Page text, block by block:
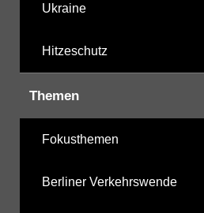
Ukraine
Hitzeschutz
Themen
Fokusthemen
Berliner Verkehrswende